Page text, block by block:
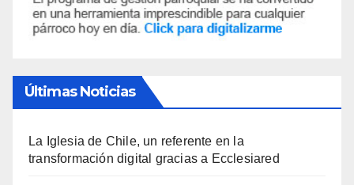
Últimas Noticias
La Iglesia de Chile, un referente en la
transformación digital gracias a Ecclesiared